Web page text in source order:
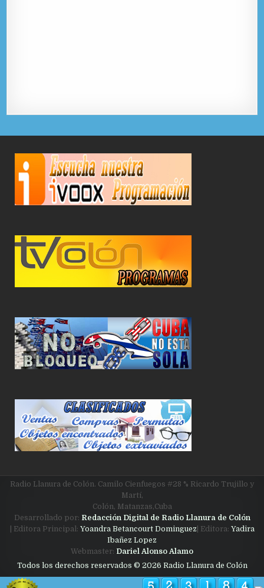
Radio Llanura de Colón. Camilo Cienfuegos #28 % Ricardo Trujillo y
Martí,
Colón, Matanzas,Cuba
Desarrollado por: Redacción Digital de Radio Llanura de Colón
| Editora Principal: Yoandra Betancourt Dominguez | Editora: Yadira
Ibañez Lopez
Webmaster: Dariel Alonso Alamo
Todos los derechos reservados © 2026 Radio Llanura de Colón